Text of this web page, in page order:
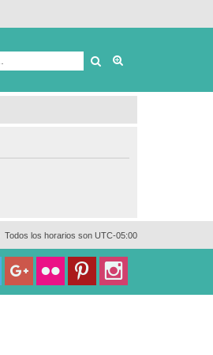
Buscar
Todos los horarios son UTC-05:00